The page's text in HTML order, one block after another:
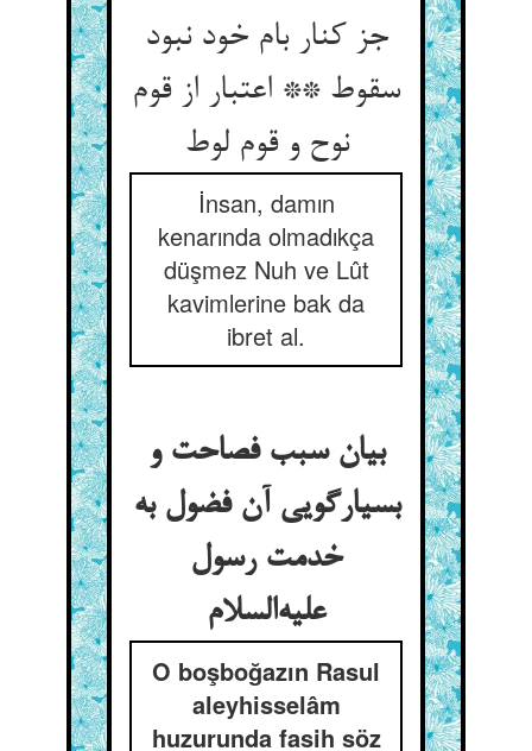
جز کنار بام خود نبود
سقوط ** اعتبار از قوم
نوح و قوم لوط
İnsan, damın
kenarında olmadıkça
düşmez Nuh ve Lût
kavimlerine bak da
ibret al.
بیان سبب فصاحت و
بسیارگویی آن فضول به
خدمت رسول
علیه‌السلام
O boşboğazın Rasul
aleyhisselâm
huzurunda fasih söz